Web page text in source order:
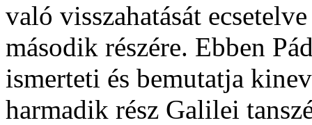
való visszahatását
második részére. Ebben
ismerteti és bemutatja
harmadik rész Galilei